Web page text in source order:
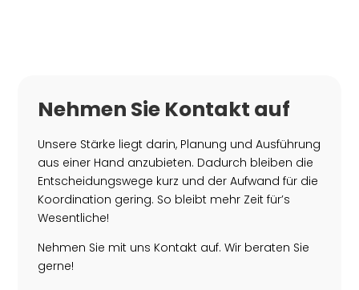
Nehmen Sie Kontakt auf
Unsere Stärke liegt darin, Planung und Ausführung
aus einer Hand anzubieten. Dadurch bleiben die
Entscheidungswege kurz und der Aufwand für die
Koordination gering. So bleibt mehr Zeit für’s
Wesentliche!
Nehmen Sie mit uns Kontakt auf. Wir beraten Sie
gerne!